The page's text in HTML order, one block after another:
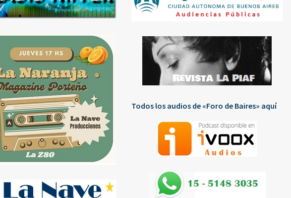
Todos los audios de «Foro de Baires» aquí